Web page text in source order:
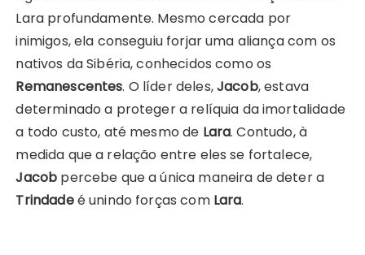
Lara profundamente. Mesmo cercada por
inimigos, ela conseguiu forjar uma aliança com os
nativos da Sibéria, conhecidos como os
Remanescentes. O líder deles,Jacob, estava
determinado a proteger a relíquia da imortalidade
a todo custo, até mesmo de Lara. Contudo, à
medida que a relação entre eles se fortalece,
Jacob percebe que a única maneira de deter a
Trindadeé unindo forças com Lara.